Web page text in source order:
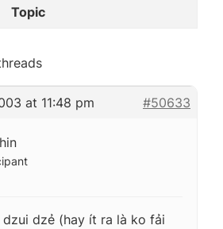
Topic
at 11:48 pm #50633
dzui dzẻ (hay ít ra là ko fải